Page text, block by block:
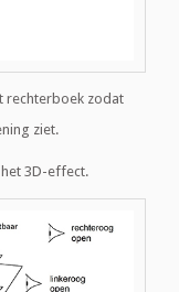
rechterboek zodat
ziet.
3D-effect.